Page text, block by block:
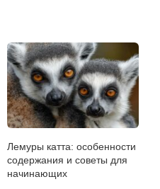
Лемуры катта: особенности
содержания и советы для
начинающих